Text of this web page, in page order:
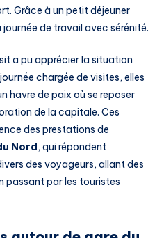
Grâce à un petit déjeuner
de travail avec sérénité.
a pu apprécier la situation
chargée de visites, elles
havre de paix où se reposer
de la capitale. Ces
des prestations de
Nord, qui répondent
des voyageurs, allant des
passant par les touristes